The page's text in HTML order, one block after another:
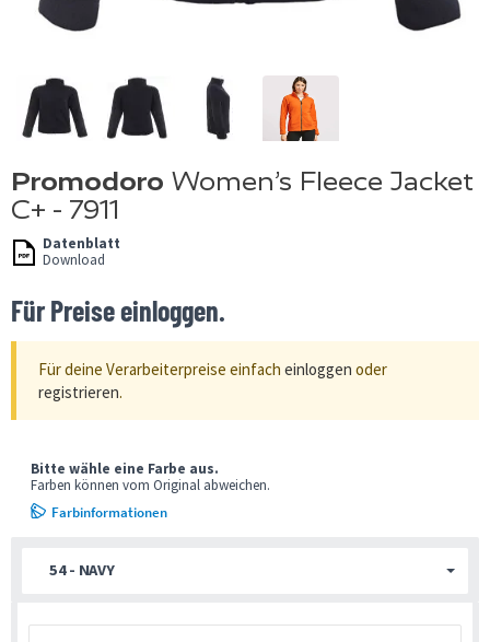
Promodoro Women’s Fleece Jacket
C+ - 7911
Datenblatt
Download
Für Preise einloggen.
Für deine Verarbeiterpreise einfach einloggen oder
registrieren.
54 - NAVY
Bitte wähle eine Farbe aus.
Farben können vom Original abweichen.
Farbinformationen